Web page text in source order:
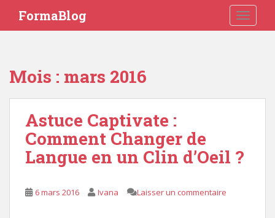
i
FormaBlog
Mois : mars 2016
Astuce Captivate :
Comment Changer de
Langue en un Clin d’Oeil ?
6 mars 2016 Ivana Laisser un commentaire